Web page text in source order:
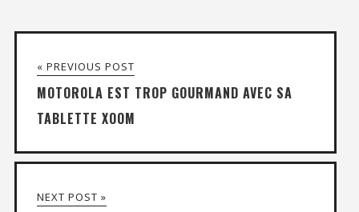
« PREVIOUS POST
MOTOROLA EST TROP GOURMAND AVEC SA
TABLETTE XOOM
NEXT POST »